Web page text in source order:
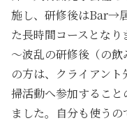
施し、研修後はBar→
た長時間コースとなり
～波乱の研修後（の
の方は、クライアン
掃活動へ参加するこ
ました。自分も使う